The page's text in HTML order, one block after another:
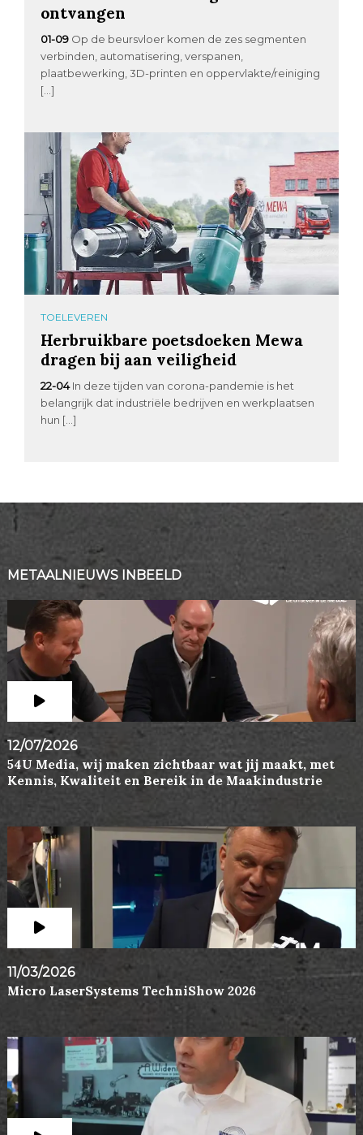
ontvangen
01-09 Op de beursvloer komen de zes segmenten
verbinden, automatisering, verspanen,
plaatbewerking, 3D-printen en oppervlakte/reiniging
[…]
TOELEVEREN
Herbruikbare poetsdoeken Mewa
dragen bij aan veiligheid
22-04 In deze tijden van corona-pandemie is het
belangrijk dat industriële bedrijven en werkplaatsen
hun […]
METAALNIEUWS INBEELD
12/07/2026
54U Media, wij maken zichtbaar wat jij maakt, met
Kennis, Kwaliteit en Bereik in de Maakindustrie
11/03/2026
Micro LaserSystems TechniShow 2026